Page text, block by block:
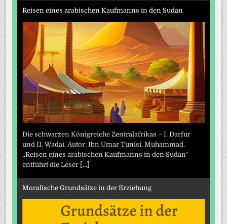
Reisen eines arabischen Kaufmanns in den Sudan
Die schwarzen Königreiche Zentralafrikas – I. Darfur
und II. Wadai. Autor: Ibn Umar Tunisi, Muhammad.
„Reisen eines arabischen Kaufmanns in den Sudan“
entführt die Leser [...]
Moralische Grundsätze in der Erziehung